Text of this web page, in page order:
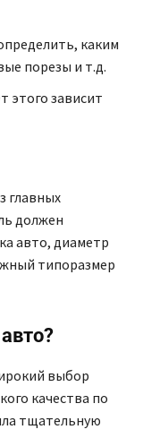
каким
порезы и т.д.
этого зависит
главных
должен
авто, диаметр
типоразмер
выбор
качества по
тщательную